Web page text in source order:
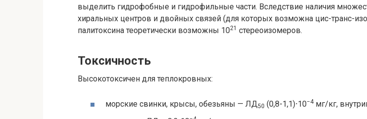
выделить гидрофобные и гидрофильные части. Вследствие наличия
хиральных центров и двойных связей (для которых возможна цис-транс-
палитоксина теоретически возможны 1021 стереоизомеров.
Токсичность
Высокотоксичен для теплокровных:
морские свинки, крысы, обезьяны — ЛД50 (0,8-1,1)⋅10−4мг/кг,